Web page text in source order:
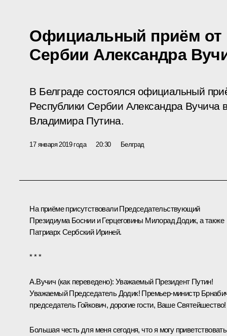
Официальный приём от
Сербии Александра
В Белграде состоялся официальный
Республики Сербии Александра Вучича
Владимира Путина.
17 января 2019 года 20:30 Белград
На приёме присутствовали Председательствующий
Президиума Боснии и Герцеговины Милорад Додик, а также
Патриарх Сербский Ириней.
* * *
А.Вучич (как переведено): Уважаемый Президент Путин!
Уважаемый Председатель Додик! Премьер-министр
председатель Гойкович, дорогие гости, Ваше Святейшество!
Большая честь для меня сегодня, что я могу приветствовать